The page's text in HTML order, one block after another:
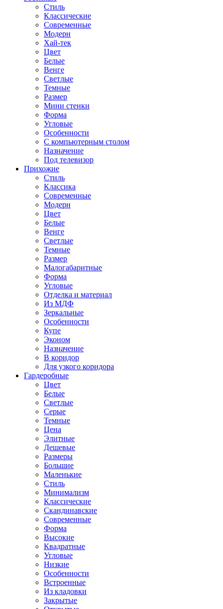
Стиль
Классические
Современные
Модерн
Хай-тек
Цвет
Белые
Венге
Светлые
Темные
Размер
Мини стенки
Форма
Угловые
Особенности
С компьютерным столом
Назначение
Под телевизор
Прихожие
Стиль
Классика
Современные
Модерн
Цвет
Белые
Венге
Светлые
Темные
Размер
Малогабаритные
Форма
Угловые
Отделка и материал
Из МДФ
Зеркальные
Особенности
Купе
Эконом
Назначение
В коридор
Для узкого коридора
Гардеробные
Цвет
Белые
Светлые
Серые
Темные
Цена
Элитные
Дешевые
Размеры
Большие
Маленькие
Стиль
Минимализм
Классические
Скандинавские
Современные
Форма
Высокие
Квадратные
Угловые
Низкие
Особенности
Встроенные
Из кладовки
Закрытые